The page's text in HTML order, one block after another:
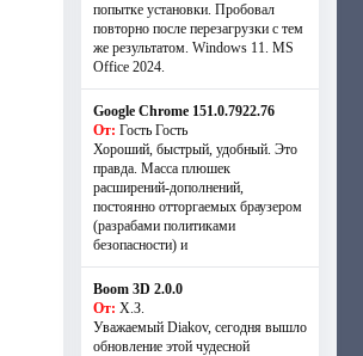
попытке установки. Пробовал
повторно после перезагрузки с тем
же результатом. Windows 11. MS
Offiсe 2024.
Google Chrome 151.0.7922.76
От: Гость Гость
Хороший, быстрый, удобный. Это
правда. Масса плюшек
расширений-дополнений,
постоянно отторгаемых браузером
(разрабами политиками
безопасности) и
Boom 3D 2.0.0
От: Х.З.
Уважаемый Diakov, сегодня вышло
обновление этой чудесной